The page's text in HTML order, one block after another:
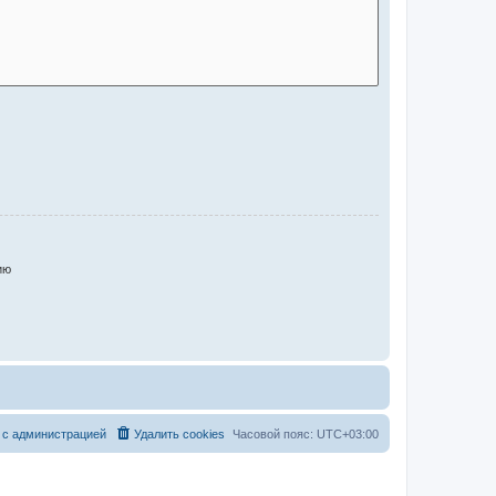
Часовой пояс: UTC+03:00
Удалить cookies
администрацией